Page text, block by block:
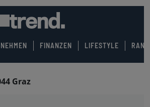
FINANZEN LIFESTYLE
Graz